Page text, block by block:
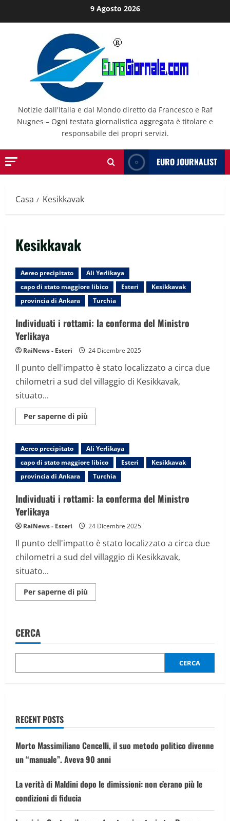
al
9 Agosto 2026
Notizie dall'Italia e dal Mondo diretto da Francesco e Raf
Nugnes – Ogni testata giornalistica aggregata è titolare e
responsabile dei propri servizi.
EURO JOURNALIST
Casa Kesikkavak
Kesikkavak
Aereo precipitato
Ali Yerlikaya
capo di stato maggiore libico
Esteri
Kesikkavak
provincia di Ankara
Turchia
Individuati i rottami: la conferma del Ministro
Yerlikaya
RaiNews - Esteri 24 Dicembre 2025
Il punto dell'impatto è stato localizzato a circa due
chilometri a sud del villaggio di Kesikkavak,
situato...
Per saperne di più
informazioni
i
rottami:
la
conferma
del
Ministro
Aereo precipitato
Ali Yerlikaya
capo di stato maggiore libico
Esteri
Kesikkavak
provincia di Ankara
Turchia
Individuati i rottami: la conferma del Ministro
Yerlikaya
RaiNews - Esteri 24 Dicembre 2025
Il punto dell'impatto è stato localizzato a circa due
chilometri a sud del villaggio di Kesikkavak,
situato...
Per saperne di più
informazioni
conferma
Ministro
CERCA
CERCA
RECENT POSTS
Morto Massimiliano Cencelli, il suo metodo politico divenne
un “manuale”. Aveva 90 anni
La verità di Maldini dopo le dimissioni: non c’erano più le
condizioni di fiducia